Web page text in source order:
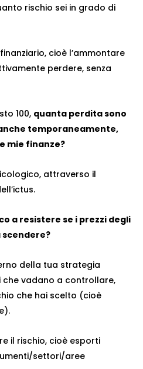
rischio sei in grado di
cioè l’ammontare
perdere, senza
100, quanta perdita sono
temporaneamente,
mie finanze?
attraverso il
a resistere se i prezzi degli
della tua strategia
vadano a controllare,
che hai scelto (cioè
il rischio, cioè esporti
settori/aree